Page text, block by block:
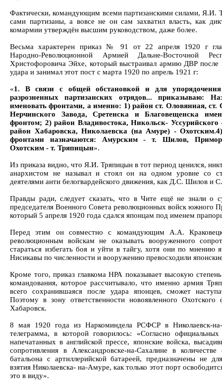
Фактически, командующим всеми партизанскими силами, Я.И.
сами партизаны, а вовсе не он сам захватил власть, как
комармии утверждён высшим руководством, даже более.
Весьма характерен приказ № 91 от 22 апреля 1920 г
Народно-Революционной Армией Дальне-Восточной
Христофоровича Эйхе, который выстраивал армию ДВР после
удара и занимал этот пост с марта 1920 по апрель 1921 г:
«1. В связи с общей обстановкой и для
разрозненных партизанских отрядов... приказываю:
именовать фронтами, а именно: 1) район ст. Оловянная,
Нерчинского Завода, Сретенска и Благовещенска
фронтом; 2) район Владивостока, Никольск-
район Хабаровска, Николаевска (на Амуре) -
фронтами назначаются: Амурским - т. Шилов,
Охотским - т. Тряпицын».
Из приказа видно, что Я.И. Тряпицын в тот период ценился,
анархистом не называл и стоял он на одном уровне со
деятелями анти белогвардейского движения, как Д.С. Шилов и
Правды ради, следует сказать, что в Чите ещё не знали о
председателя Военного Совета революционных войск южного
который 5 апреля 1920 года сдался японцам под именем
Перед этим он совместно с командующим А.А.
революционным войскам не оказывать вооруженного
стараться избегать боя и уйти в тайгу, хотя они по мнению
Нисикавы по численности и вооружению превосходили
Кроме того, приказ главкома НРА показывает высокую
командования, которое рассчитывало, что именно армия
всего сохранившаяся после удара японцев, сможет
Поэтому в зону ответственности новоявленного
Хабаровск.
8 мая 1920 года из Наркоминдела РСФСР в Николаевск-
телеграмма, в которой говорилось: «Согласно
напечатанных в английской прессе, японские войска,
сопротивления в Александровске-на-Сахалине в количестве
батальона с артиллерийской батареей, предназначены не
взятия Николаевска- на-Амуре, как только этот порт
это в виду».